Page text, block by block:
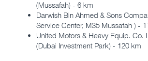
(Mussafah) - 6 km
Darwish Bin Ahmed & Sons
Service Center, M35 Mussafah ) -
United Motors & Heavy Equip. Co.
(Dubai Investment Park) - 120 km